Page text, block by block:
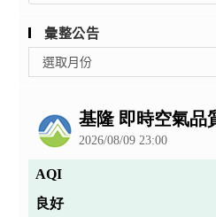
彙整公告
整
選取月份